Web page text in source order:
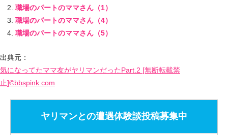
職場のパートのママさん（1）
職場のパートのママさん（4）
職場のパートのママさん（5）
出典元：
気になってたママ友がヤリマンだったPart.2 [無断転載禁
止]©bbspink.com
ヤリマンとの遭遇体験談投稿募集中